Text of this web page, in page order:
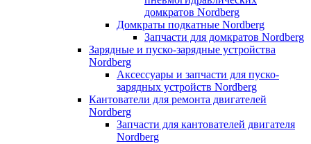
домкратов Nordberg
Домкраты подкатные Nordberg
Запчасти для домкратов Nordberg
Зарядные и пуско-зарядные устройства
Nordberg
Аксессуары и запчасти для пуско-
зарядных устройств Nordberg
Кантователи для ремонта двигателей
Nordberg
Запчасти для кантователей двигателя
Nordberg